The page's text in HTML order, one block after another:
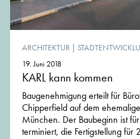
ARCHITEKTUR |
19. Juni 2018
KARL kann kommen
Baugenehmigung erteilt für
Chipperfield auf dem
München. Der Baubeginn ist
terminiert, die Fertigstellung für